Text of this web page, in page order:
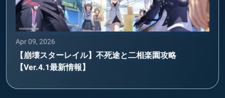
Apr 09, 2026
【崩壊スターレイル】不死途と二相楽園攻略
【Ver.4.1最新情報】